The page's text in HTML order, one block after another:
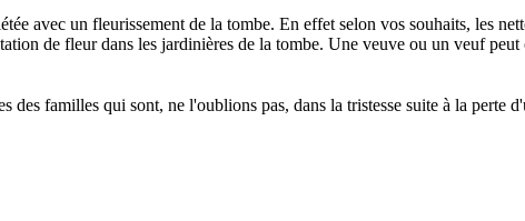
avec un fleurissement de la tombe. En effet selon vos souhaits, les
de fleur dans les jardinières de la tombe. Une veuve ou un veuf
familles qui sont, ne l'oublions pas, dans la tristesse suite à la perte